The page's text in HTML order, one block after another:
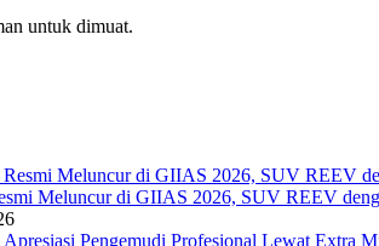
untuk dimuat.
Meluncur di GIIAS 2026, SUV REEV